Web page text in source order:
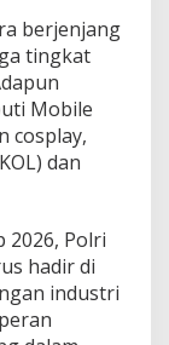
berjenjang
tingkat
Mobile
cosplay,
dan
2026, Polri
hadir di
industri